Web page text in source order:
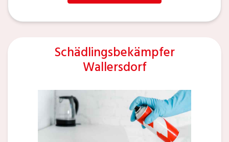
Schädlingsbekämpfer
Wallersdorf